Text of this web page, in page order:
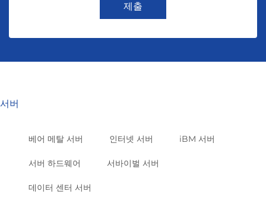
제출
서버
베어 메탈 서버 인터넷 서버 iBM 서버
서버 하드웨어 서바이벌 서버
데이터 센터 서버